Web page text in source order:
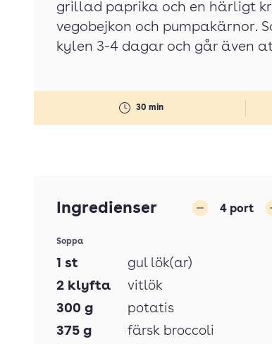
30 min
grillad paprika och en härligt
vegobejkon och pumpakärnor.
kylen 3-4 dagar och går även
Ingredienser 4 port
Soppa
1 st
gul lök(ar)
2 klyfta
vitlök
300 g
potatis
375 g
färsk broccoli